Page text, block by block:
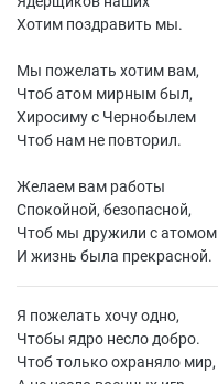
Хотим поздравить мы.
Мы пожелать хотим вам,
Чтоб атом мирным был,
Хиросиму с Чернобылем
Чтоб нам не повторил.
Желаем вам работы
Спокойной, безопасной,
Чтоб мы дружили с атомом
И жизнь была прекрасной.
Я пожелать хочу одно,
Чтобы ядро несло добро.
Чтоб только охраняло мир,